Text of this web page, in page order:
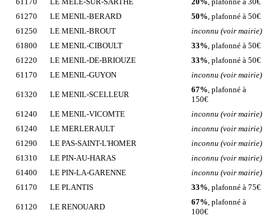
61270
LE MENIL-BERARD 50% , plafonné à 50€
61250
LE MENIL-BROUT
inconnu (voir mairie)
61800
LE MENIL-CIBOULT 33% , plafonné à 50€
61220
LE MENIL-DE-BRIOUZE 33% , plafonné à 50€
61170
LE MENIL-GUYON inconnu (voir mairie)
61320 LE MENIL-SCELLEUR
67% , plafonné à
150€
61240
LE MENIL-VICOMTE
inconnu (voir mairie)
61240
LE MERLERAULT
inconnu (voir mairie)
61290
LE PAS-SAINT-L'HOMER
inconnu (voir mairie)
61310
LE PIN-AU-HARAS
inconnu (voir mairie)
61400
LE PIN-LA-GARENNE
inconnu (voir mairie)
61170
LE PLANTIS 33% , plafonné à 75€
61120 LE RENOUARD
67% , plafonné à
100€